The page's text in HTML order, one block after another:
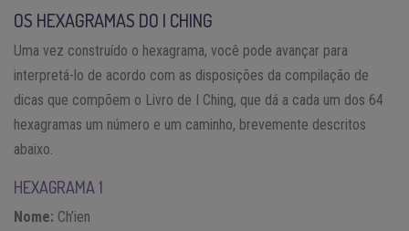
OS HEXAGRAMAS DO I CHING
Uma vez construído o hexagrama, você pode avançar para
interpretá-lo de acordo com as disposições da compilação de
dicas que compõem o Livro de I Ching, que dá a cada um dos 64
hexagramas um número e um caminho, brevemente descritos
abaixo.
HEXAGRAMA 1
Nome: Ch’ien